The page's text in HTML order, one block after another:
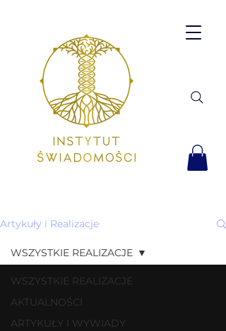
Artykuły i Realizacje
WSZYSTKIE REALIZACJE
AKTUALNOŚCI
ARTYKUŁY I WYWIADY
WSZYSTKIE REALIZACJE